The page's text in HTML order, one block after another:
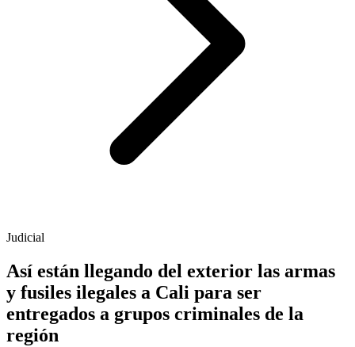
Judicial
Así están llegando del exterior las armas
y fusiles ilegales a Cali para ser
entregados a grupos criminales de la
región